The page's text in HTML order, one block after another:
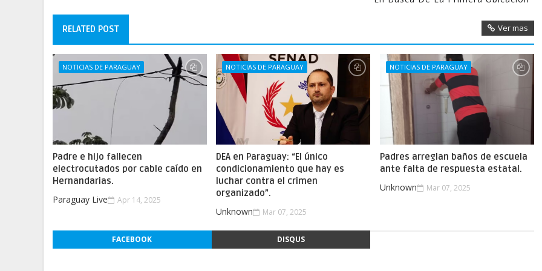
RELATED POST Ver mas
NOTICIAS DE PARAGUAY
Padre e hijo fallecen
electrocutados por cable caído en
Hernandarias.
Paraguay Live Apr 14, 2025
NOTICIAS DE PARAGUAY
DEA en Paraguay: “El único
condicionamiento que hay es
luchar contra el crimen
organizado”.
Unknown Mar 07, 2025
NOTICIAS DE PARAGUAY
Padres arreglan baños de escuela
ante falta de respuesta estatal.
Unknown Mar 07, 2025
FACEBOOK DISQUS